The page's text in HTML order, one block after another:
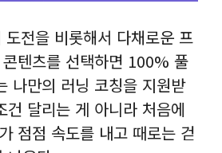
면 스트리밍으로 음악을 들
으면서 달리기를 진행할 수
있습니다.
만보기 기능
앱을 실행하지 않아도 실시
전을 비롯해서 다채로운 프
텐츠를 선택하면 100% 풀
나만의 러닝 코칭을 지원받
건 달리는 게 아니라 처음에
점점 속도를 내고 때로는 걷